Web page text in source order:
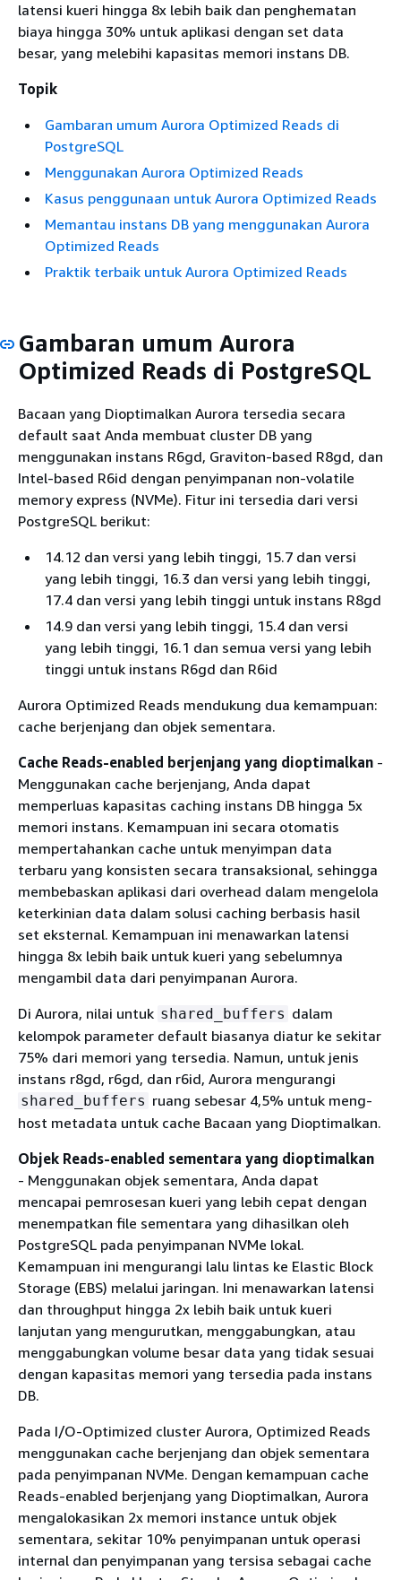
latensi kueri hingga 8x lebih baik dan penghematan
biaya hingga 30% untuk aplikasi dengan set data
besar, yang melebihi kapasitas memori instans DB.
Topik
Gambaran umum Aurora Optimized Reads di
PostgreSQL
Menggunakan Aurora Optimized Reads
Kasus penggunaan untuk Aurora Optimized Reads
Memantau instans DB yang menggunakan Aurora
Optimized Reads
Praktik terbaik untuk Aurora Optimized Reads
Gambaran umum Aurora
Optimized Reads di PostgreSQL
Bacaan yang Dioptimalkan Aurora tersedia secara
default saat Anda membuat cluster DB yang
menggunakan instans R6gd, Graviton-based R8gd, dan
Intel-based R6id dengan penyimpanan non-volatile
memory express (NVMe). Fitur ini tersedia dari versi
PostgreSQL berikut:
14.12 dan versi yang lebih tinggi, 15.7 dan versi
yang lebih tinggi, 16.3 dan versi yang lebih tinggi,
17.4 dan versi yang lebih tinggi untuk instans R8gd
14.9 dan versi yang lebih tinggi, 15.4 dan versi
yang lebih tinggi, 16.1 dan semua versi yang lebih
tinggi untuk instans R6gd dan R6id
Aurora Optimized Reads mendukung dua kemampuan:
cache berjenjang dan objek sementara.
Cache Reads-enabled berjenjang yang dioptimalkan -
Menggunakan cache berjenjang, Anda dapat
memperluas kapasitas caching instans DB hingga 5x
memori instans. Kemampuan ini secara otomatis
mempertahankan cache untuk menyimpan data
terbaru yang konsisten secara transaksional, sehingga
membebaskan aplikasi dari overhead dalam mengelola
keterkinian data dalam solusi caching berbasis hasil
set eksternal. Kemampuan ini menawarkan latensi
hingga 8x lebih baik untuk kueri yang sebelumnya
mengambil data dari penyimpanan Aurora.
Di Aurora, nilai untuk shared_buffers dalam
kelompok parameter default biasanya diatur ke sekitar
75% dari memori yang tersedia. Namun, untuk jenis
instans r8gd, r6gd, dan r6id, Aurora mengurangi
shared_buffers ruang sebesar 4,5% untuk meng-
host metadata untuk cache Bacaan yang Dioptimalkan.
Objek Reads-enabled sementara yang dioptimalkan
- Menggunakan objek sementara, Anda dapat
mencapai pemrosesan kueri yang lebih cepat dengan
menempatkan file sementara yang dihasilkan oleh
PostgreSQL pada penyimpanan NVMe lokal.
Kemampuan ini mengurangi lalu lintas ke Elastic Block
Storage (EBS) melalui jaringan. Ini menawarkan latensi
dan throughput hingga 2x lebih baik untuk kueri
lanjutan yang mengurutkan, menggabungkan, atau
menggabungkan volume besar data yang tidak sesuai
dengan kapasitas memori yang tersedia pada instans
DB.
Pada I/O-Optimized cluster Aurora, Optimized Reads
menggunakan cache berjenjang dan objek sementara
pada penyimpanan NVMe. Dengan kemampuan cache
Reads-enabled berjenjang yang Dioptimalkan, Aurora
mengalokasikan 2x memori instance untuk objek
sementara, sekitar 10% penyimpanan untuk operasi
internal dan penyimpanan yang tersisa sebagai cache